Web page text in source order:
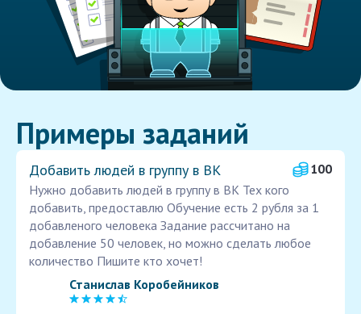
Примеры заданий
Добавить людей в группу в ВК
100
Нужно добавить людей в группу в ВК Тех кого
добавить, предоставлю Обучение есть 2 рубля за 1
добавленого человека Задание рассчитано на
добавление 50 человек, но можно сделать любое
количество Пишите кто хочет!
Станислав Коробейников